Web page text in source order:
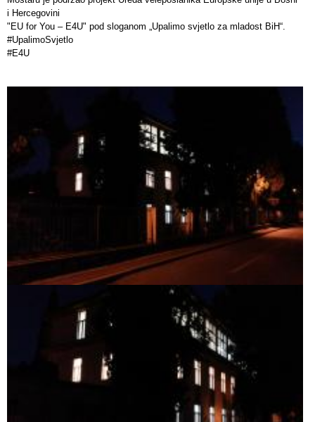
i Hercegovini
"EU for You – E4U" pod sloganom „Upalimo svjetlo za mladost BiH“.
#UpalimoSvjetlo
#E4U